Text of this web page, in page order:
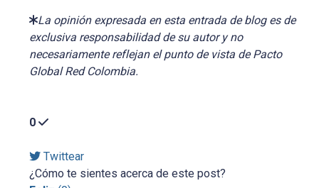
La opinión expresada en esta entrada de blog es de
exclusiva responsabilidad de su autor y no
necesariamente reflejan el punto de vista de Pacto
Global Red Colombia.
0
Twittear
¿Cómo te sientes acerca de este post?